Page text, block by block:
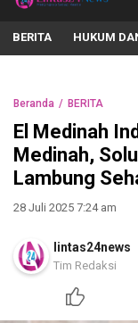
lintas24news.com
Menyingkap Setiap
BERITA HUKUM
Beranda BERITA
El Medinah
Medinah,
Lambung
28 Juli 2025 7:24 am
lintas24news
Tim Redaksi